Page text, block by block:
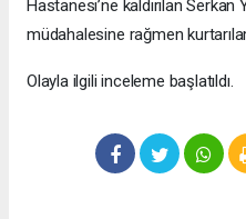
Hastanesi’ne kaldırılan
müdahalesine rağmen
Olayla ilgili inceleme başlatıldı.